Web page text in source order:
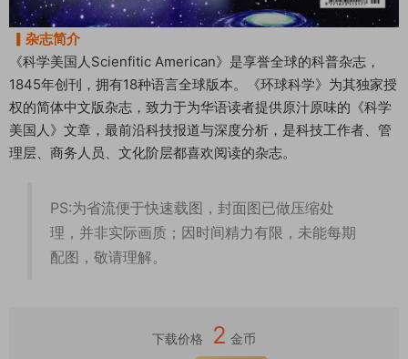
▎杂志简介
《科学美国人Scienfitic American》是享誉全球的科普杂志，
1845年创刊，拥有18种语言全球版本。《环球科学》为其独家授
权的简体中文版杂志，致力于为华语读者提供原汁原味的《科学
美国人》文章，最前沿科技报道与深度分析，是科技工作者、管
理层、商务人员、文化阶层都喜欢阅读的杂志。
PS:为省流便于快速载图，封面图已做压缩处
理，并非实际画质；因时间精力有限，未能每期
配图，敬请理解。
下载价格 2 金币